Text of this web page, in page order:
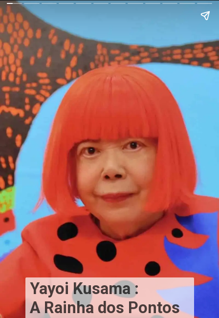
Yayoi Kusama :
A Rainha dos Pontos